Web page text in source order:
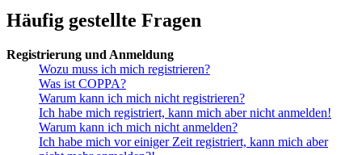
Häufig gestellte Fragen
Registrierung und Anmeldung
Wozu muss ich mich registrieren?
Was ist COPPA?
Warum kann ich mich nicht registrieren?
Ich habe mich registriert, kann mich aber nicht anmelden!
Warum kann ich mich nicht anmelden?
Ich habe mich vor einiger Zeit registriert, kann mich aber